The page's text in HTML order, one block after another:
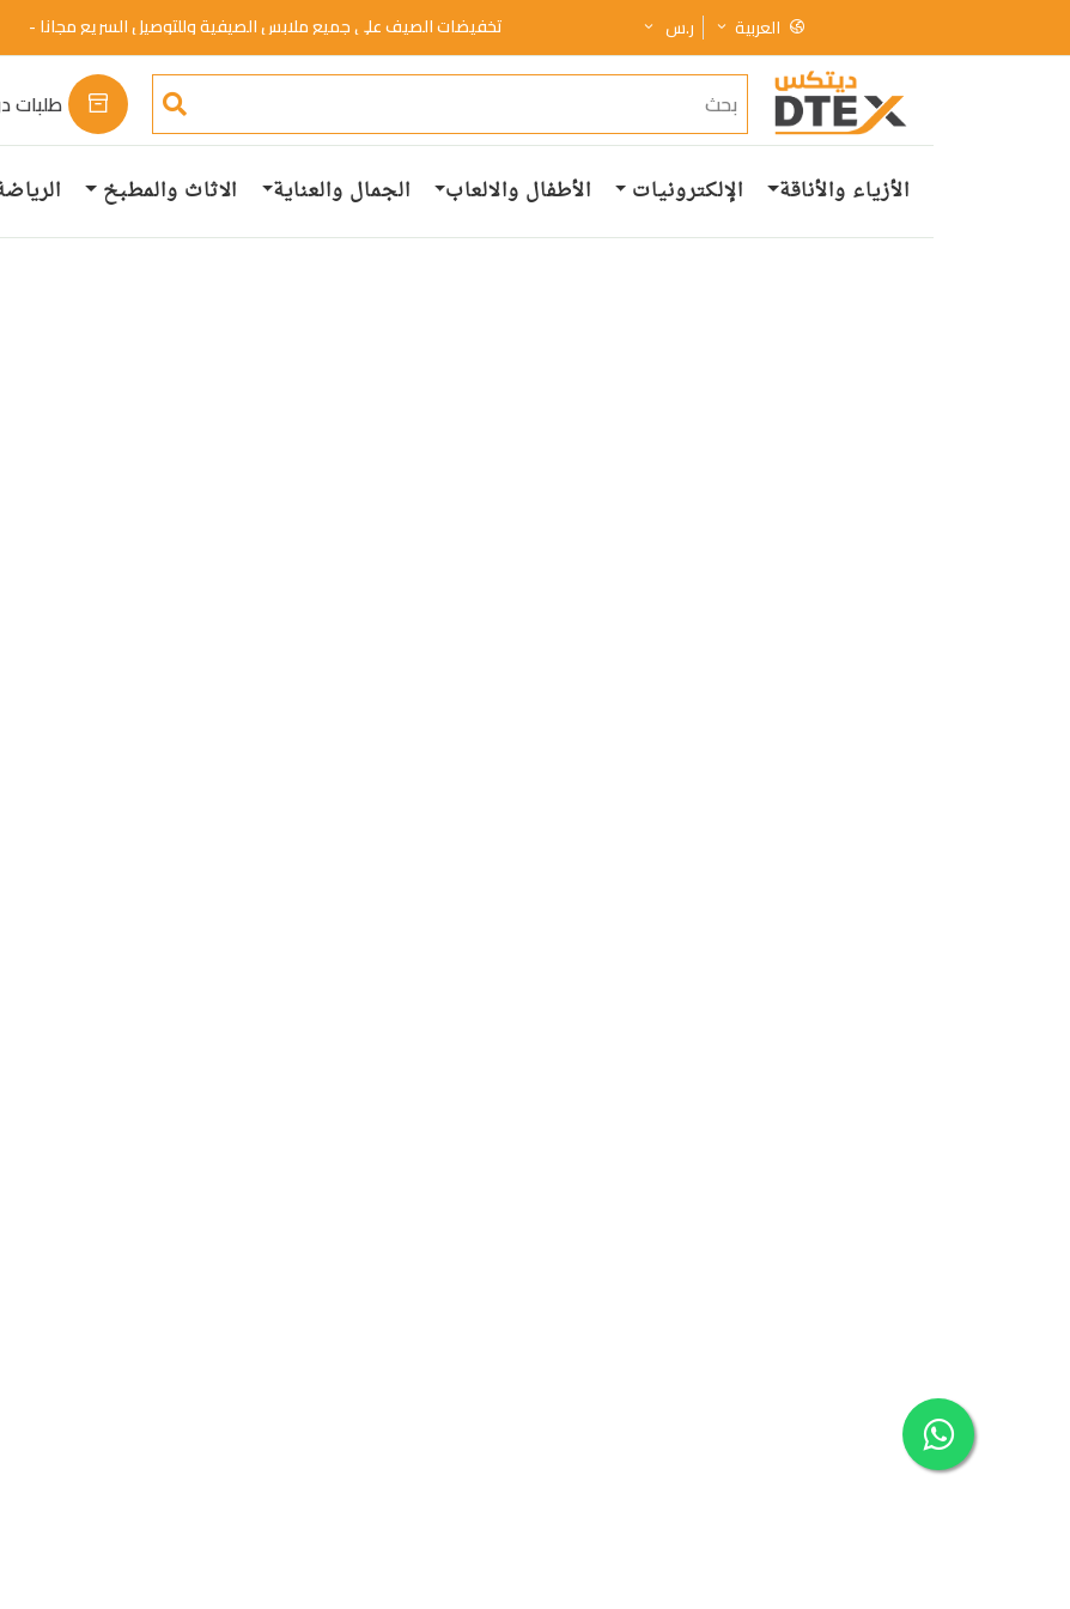
العربية ر.س تخفيضات الصيف علي جميع ملابس الصيفية وللتوصيل السريع مجانا -
خصم 50%. تسوق الان
طلبات
الأزياء والأناقة الإلكترونيات الأطفال والالعاب الجمال والعناية الاثاث والمطبخ